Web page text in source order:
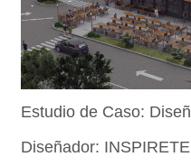
Estudio de Caso:
Diseñador: